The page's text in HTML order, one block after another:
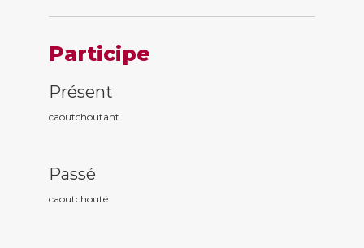
Participe
Présent
caoutchoutant
Passé
caoutchouté